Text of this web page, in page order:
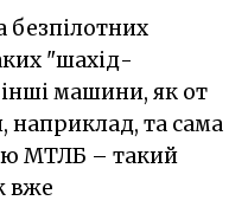
безпілотних
"шахід-
машини, як от
наприклад, та сама
МТЛБ – такий
вже